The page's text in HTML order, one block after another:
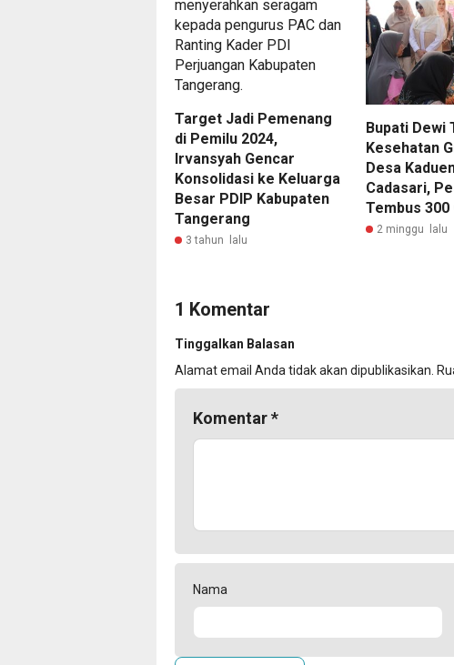
Target Jadi Pemenang
di Pemilu 2024,
Irvansyah Gencar
Konsolidasi ke Keluarga
Besar PDIP Kabupaten
Tangerang
3 tahun lalu
Bupati Dewi
Kesehatan
Desa
Cadasari,
Tembus 300
2 minggu lalu
1 Komentar
Tinggalkan Balasan
Alamat email Anda tidak akan dipublikasikan.
Komentar*
Nama